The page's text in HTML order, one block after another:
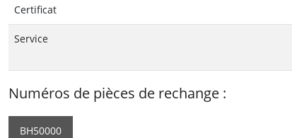
Certificat
Service
Numéros de pièces de rechange :
BH50000